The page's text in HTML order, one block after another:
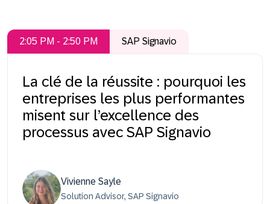
2:05 PM - 2:50 PM SAP Signavio
La clé de la réussite : pourquoi les
entreprises les plus performantes
misent sur l’excellence des
processus avec SAP Signavio
Vivienne Sayle
Solution Advisor, SAP Signavio